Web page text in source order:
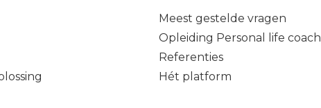
Meest gestelde vragen
Opleiding Personal life coach
Referenties
Hét platform